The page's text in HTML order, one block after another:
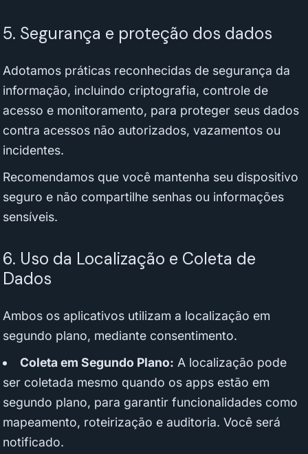
5. Segurança e proteção dos dados
Adotamos práticas reconhecidas de segurança da
informação, incluindo criptografia, controle de
acesso e monitoramento, para proteger seus dados
contra acessos não autorizados, vazamentos ou
incidentes.
Recomendamos que você mantenha seu dispositivo
seguro e não compartilhe senhas ou informações
sensíveis.
6. Uso da Localização e Coleta de
Dados
Ambos os aplicativos utilizam a localização em
segundo plano, mediante consentimento.
Coleta em Segundo Plano: A localização pode
ser coletada mesmo quando os apps estão em
segundo plano, para garantir funcionalidades como
mapeamento, roteirização e auditoria. Você será
notificado.